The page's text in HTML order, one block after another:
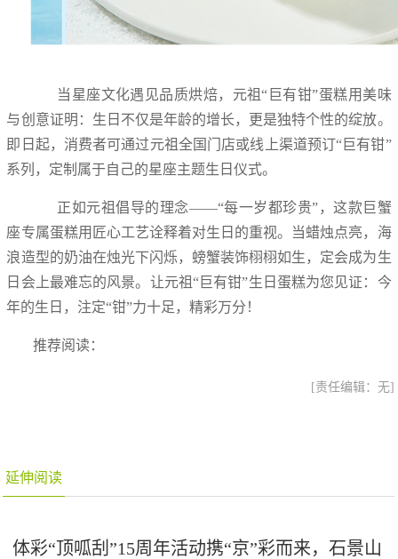
当星座文化遇见品质烘焙，元祖“巨有钳”蛋糕用美味
与创意证明：生日不仅是年龄的增长，更是独特个性的绽放。
即日起，消费者可通过元祖全国门店或线上渠道预订“巨有钳”
系列，定制属于自己的星座主题生日仪式。
正如元祖倡导的理念——“每一岁都珍贵”，这款巨蟹
座专属蛋糕用匠心工艺诠释着对生日的重视。当蜡烛点亮，海
浪造型的奶油在烛光下闪烁，螃蟹装饰栩栩如生，定会成为生
日会上最难忘的风景。让元祖“巨有钳”生日蛋糕为您见证：今
年的生日，注定“钳”力十足，精彩万分！
推荐阅读：
[责任编辑：无]
延伸阅读
体彩“顶呱刮”15周年活动携“京”彩而来，石景山